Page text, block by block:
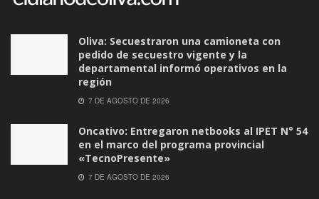
Oliva: Secuestraron una camioneta con
pedido de secuestro vigente y la
departamental informó operativos en la
región
7 DE AGOSTO DE 2026
Oncativo: Entregaron netbooks al IPET N° 54
en el marco del programa provincial
«TecnoPresente»
7 DE AGOSTO DE 2026